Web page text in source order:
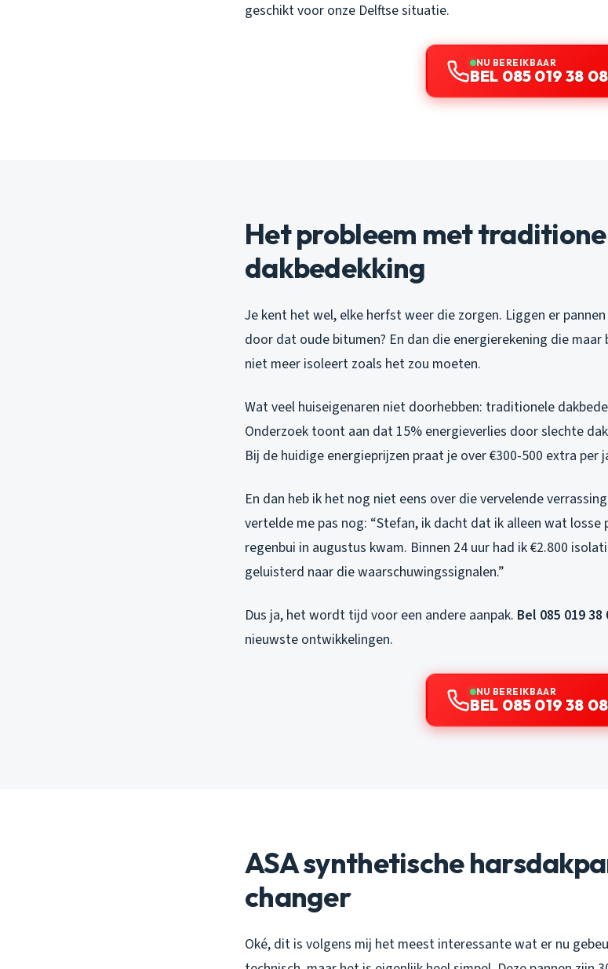
geschikt voor onze Delftse situatie.
NU BEREIKBAAR
BEL 085 019 38 08
Het probleem met
dakbedekking
Je kent het wel, elke herfst weer die zorgen. Liggen er
door dat oude bitumen? En dan die energierekening die
niet meer isoleert zoals het zou moeten.
Wat veel huiseigenaren niet doorhebben: traditionele
Onderzoek toont aan dat 15% energieverlies door slechte
Bij de huidige energieprijzen praat je over €300-500 extra per
En dan heb ik het nog niet eens over die vervelende
vertelde me pas nog: “Stefan, ik dacht dat ik alleen wat
regenbui in augustus kwam. Binnen 24 uur had ik €2.800
geluisterd naar die waarschuwingssignalen.”
Dus ja, het wordt tijd voor een andere aanpak. Bel 085 019
nieuwste ontwikkelingen.
NU BEREIKBAAR
BEL 085 019 38 08
ASA synthetische
changer
Oké, dit is volgens mij het meest interessante wat er nu